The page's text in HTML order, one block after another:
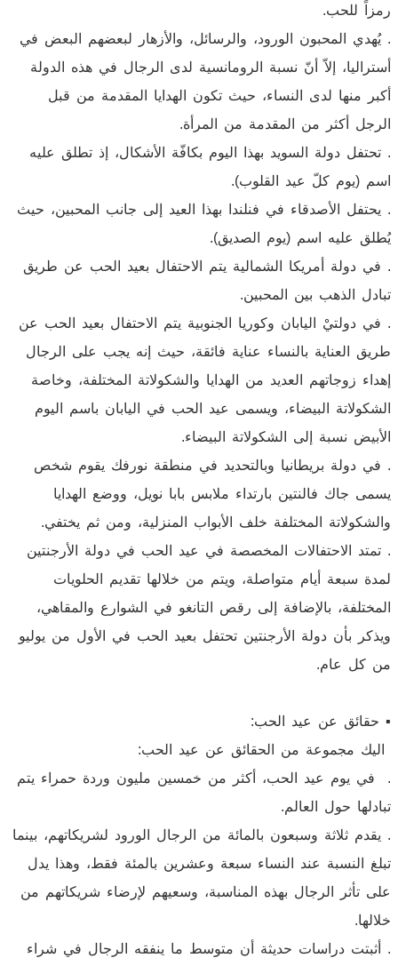
رمزاً للحب.
. يُهدي المحبون الورود، والرسائل، والأزهار لبعضهم البعض في
أستراليا، إلاّ أنّ نسبة الرومانسية لدى الرجال في هذه الدولة
أكبر منها لدى النساء، حيث تكون الهدايا المقدمة من قبل
الرجل أكثر من المقدمة من المرأة.
. تحتفل دولة السويد بهذا اليوم بكافّة الأشكال، إذ تطلق عليه
اسم (يوم كلّ عيد القلوب).
. يحتفل الأصدقاء في فنلندا بهذا العيد إلى جانب المحبين، حيث
يُطلق عليه اسم (يوم الصديق).
. في دولة أمريكا الشمالية يتم الاحتفال بعيد الحب عن طريق
تبادل الذهب بين المحبين.
. في دولتيْ اليابان وكوريا الجنوبية يتم الاحتفال بعيد الحب عن
طريق العناية بالنساء عناية فائقة، حيث إنه يجب على الرجال
إهداء زوجاتهم العديد من الهدايا والشكولاتة المختلفة، وخاصة
الشكولاتة البيضاء، ويسمى عيد الحب في اليابان باسم اليوم
الأبيض نسبة إلى الشكولاتة البيضاء.
. في دولة بريطانيا وبالتحديد في منطقة نورفك يقوم شخص
يسمى جاك فالنتين بارتداء ملابس بابا نويل، ووضع الهدايا
والشكولاتة المختلفة خلف الأبواب المنزلية، ومن ثم يختفي.
. تمتد الاحتفالات المخصصة في عيد الحب في دولة الأرجنتين
لمدة سبعة أيام متواصلة، ويتم من خلالها تقديم الحلويات
المختلفة، بالإضافة إلى رقص التانغو في الشوارع والمقاهي،
ويذكر بأن دولة الأرجنتين تحتفل بعيد الحب في الأول من يوليو
من كل عام.
▪︎ حقائق عن عيد الحب:
اليك مجموعة من الحقائق عن عيد الحب:
. في يوم عيد الحب، أكثر من خمسين مليون وردة حمراء يتم
تبادلها حول العالم.
. يقدم ثلاثة وسبعون بالمائة من الرجال الورود لشريكاتهم، بينما
تبلغ النسبة عند النساء سبعة وعشرين بالمئة فقط، وهذا يدل
على تأثر الرجال بهذه المناسبة، وسعيهم لإرضاء شريكاتهم من
خلالها.
. أثبتت دراسات حديثة أن متوسط ما ينفقه الرجال في شراء